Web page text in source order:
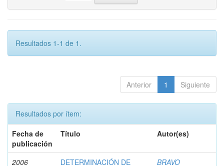
Resultados 1-1 de 1.
Anterior 1 Siguiente
Resultados por ítem:
Fecha de
publicación
Título Autor(es)
2006
DETERMINACIÓN DE
BRAVO